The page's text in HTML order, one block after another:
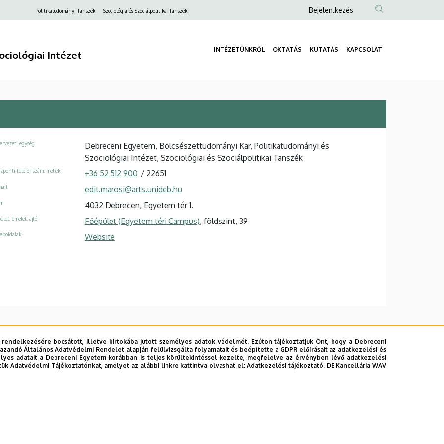
Felső
Politikatudományi Tanszék Szociológia és Szociálpolitikai Tanszék
Anonim
menüje
Bejelentkezés
Intézet INTÉZETÜNKRŐL OKTATÁS KUTATÁS KAPCSOLAT
egység
Debreceni Egyetem, Bölcsészettudományi Kar, Politikatudományi és
Szociológiai Intézet, Szociológiai és Szociálpolitikai Tanszék
telefonszám, mellék +36 52 512 900 / 22651
edit.marosi@arts.unideb.hu
4032 Debrecen, Egyetem tér 1.
emelet, ajtó Főépület (Egyetem téri Campus), földszint, 39
Website
bocsátott, illetve birtokába jutott személyes adatok védelmét. Ezúton tájékoztatjuk Önt, hogy a Debreceni
Általános Adatvédelmi Rendelet alapján felülvizsgálta folyamatait és beépítette a GDPR előírásait az adatkezelési és
adatait a Debreceni Egyetem korábban is teljes körültekintéssel kezelte, megfelelve az érvényben lévő adatkezelési
Adatvédelmi Tájékoztatónkat, amelyet az alábbi linkre kattintva olvashat el:Adatkezelési tájékoztató. DE Kancellária WAV